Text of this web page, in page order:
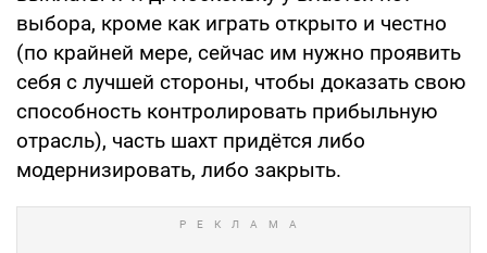
выбора, кроме как играть открыто и честно
(по крайней мере, сейчас им нужно проявить
себя с лучшей стороны, чтобы доказать свою
способность контролировать прибыльную
отрасль), часть шахт придётся либо
модернизировать, либо закрыть.